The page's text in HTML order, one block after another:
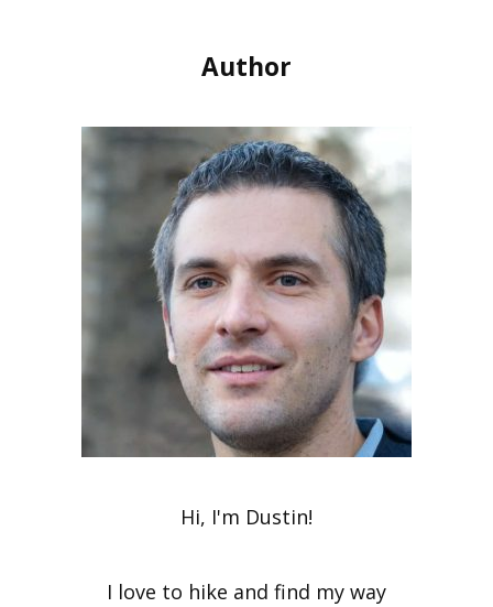
Author
Hi, I'm Dustin!
I love to hike and find my way